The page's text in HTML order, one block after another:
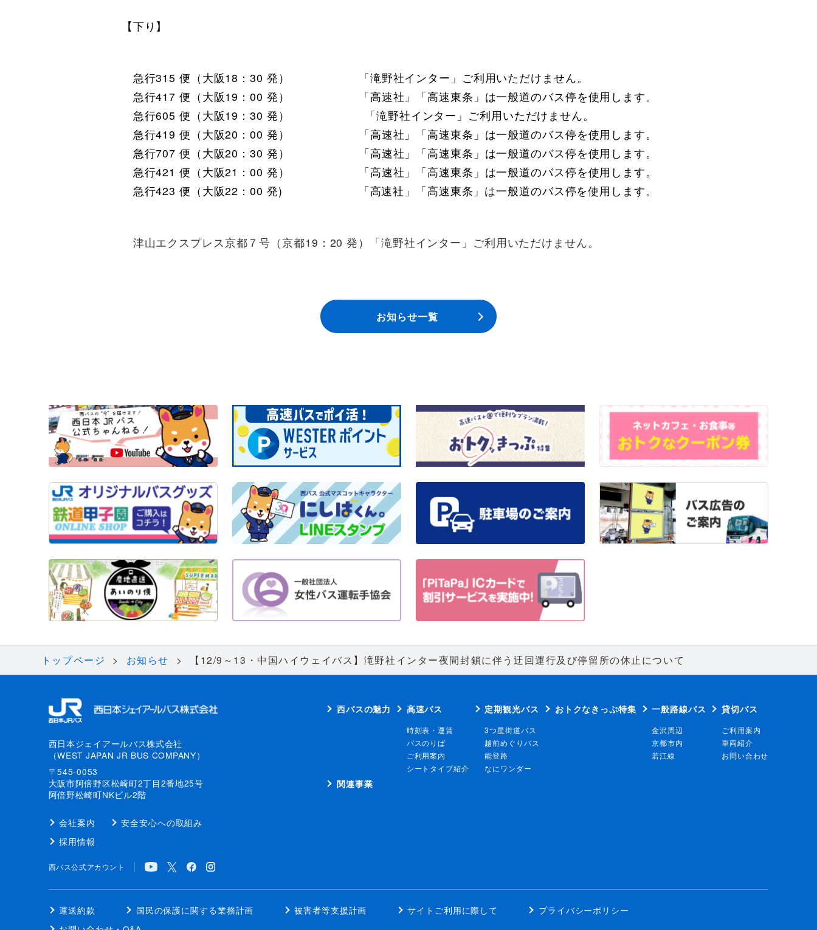
【下り】
急行315 便（大阪18：30 発） 「滝野社インター」ご利用いただけません。
急行417 便（大阪19：00 発） 「高速社」「高速東条」は一般道のバス停を使用します。
急行605 便（大阪19：30 発） 「滝野社インター」ご利用いただけません。
急行419 便（大阪20：00 発） 「高速社」「高速東条」は一般道のバス停を使用します。
急行707 便（大阪20：30 発） 「高速社」「高速東条」は一般道のバス停を使用します。
急行421 便（大阪21：00 発） 「高速社」「高速東条」は一般道のバス停を使用します。
急行423 便（大阪22：00 発) 「高速社」「高速東条」は一般道のバス停を使用します。
津山エクスプレス京都７号（京都19：20 発）「滝野社インター」ご利用いただけません。
お知らせ一覧
トップページ お知らせ 【12/9～13・中国ハイウェイバス】滝野社インター夜間封鎖に伴う迂回運行及び停留所の休止について
西日本ジェイアールバス株式会社
（WEST JAPAN JR BUS COMPANY）
〒545-0053
大阪市阿倍野区松崎町2丁目2番地25号
阿倍野松崎町NKビル2階
会社案内
安全安心への取組み
採用情報
西バス公式アカウント
西バスの魅力 高速バス
時刻表・運賃
バスのりば
ご利用案内
シートタイプ紹介
定期観光バス
3つ星街道バス
越前めぐりバス
能登路
なにワンダー
おトクなきっぷ特集 一般路線バス
金沢周辺
京都市内
若江線
貸切バス
ご利用案内
車両紹介
お問い合わせ
関連事業
運送約款 国民の保護に関する業務計画 被害者等支援計画 サイトご利用に際して
プライバシーポリシー